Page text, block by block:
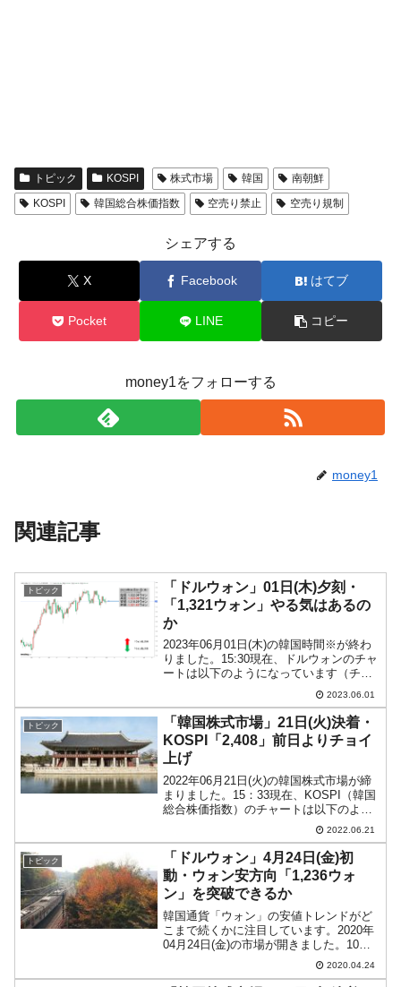
トピック KOSPI 株式市場 韓国
南朝鮮
KOSPI
韓国総合株価指数 空売り禁止 空売り規制
シェアする
X Facebook はてブ
Pocket LINE コピー
money1をフォローする
money1
関連記事
トピック
「ドルウォン」01日(木)夕刻・
「1,321ウォン」やる気はあるの
か
2023年06月01日(木)の韓国時間※が終わ
りました。15:30現在、ドルウォンのチャ
ートは以下のようになっています（チャ
ートは『Investing.com』より引用）。一
応「下げませんよ」なローソク足です
が、ボラチリティーが小さく低調で...
2023.06.01
トピック
「韓国株式市場」21日(火)決着・
KOSPI「2,408」前日よりチョイ
上げ
2022年06月21日(火)の韓国株式市場が締
まりました。15：33現在、KOSPI（韓国
総合株価指数）のチャートは以下のよう
『Investing.com』より引用）。KOSPIは
陽線ですが、均衡を示すコマ足となっ...
2022.06.21
トピック
「ドルウォン」4月24日(金)初
動・ウォン安方向「1,236ウォ
ン」を突破できるか
韓国通貨「ウォン」の安値トレンドがど
こまで続くかに注目しています。2020年
04月24日(金)の市場が開きました。10：
24現在（日本時間）、ドルウォンチャー
トは以下のようになっています（チャー
2020.04.24